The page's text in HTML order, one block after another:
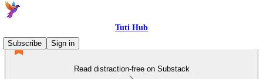
Tuti Hub
Subscribe
Sign in
Read distraction-free on Substack